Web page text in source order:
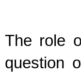
The role
question